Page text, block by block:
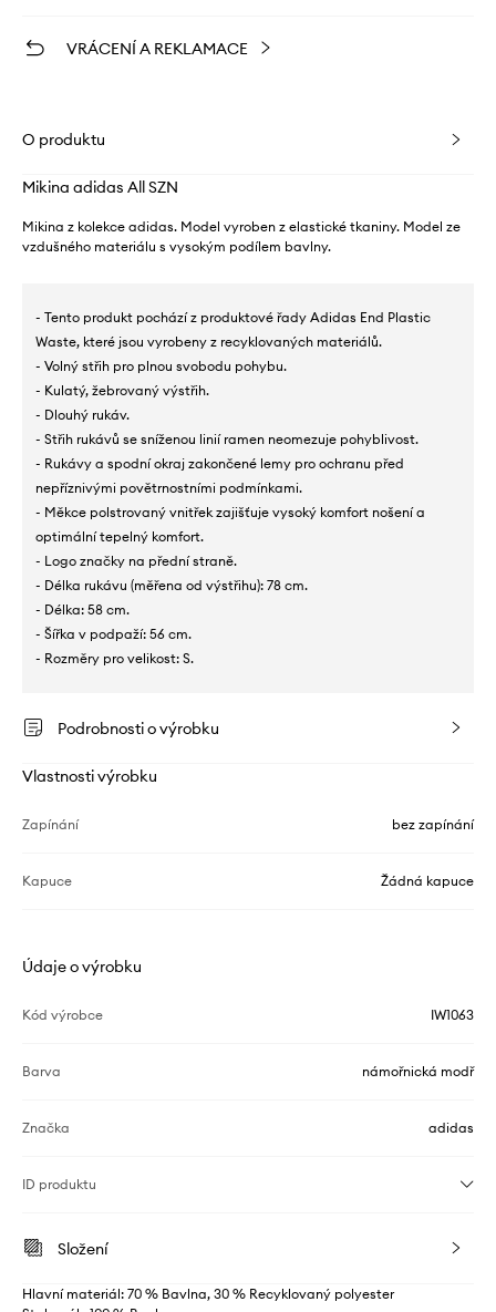
VRÁCENÍ A REKLAMACE
O produktu
Mikina adidas All SZN
Mikina z kolekce adidas. Model vyroben z elastické tkaniny. Model ze
vzdušného materiálu s vysokým podílem bavlny.
- Tento produkt pochází z produktové řady Adidas End Plastic
Waste, které jsou vyrobeny z recyklovaných materiálů.
- Volný střih pro plnou svobodu pohybu.
- Kulatý, žebrovaný výstřih.
- Dlouhý rukáv.
- Střih rukávů se sníženou linií ramen neomezuje pohyblivost.
- Rukávy a spodní okraj zakončené lemy pro ochranu před
nepříznivými povětrnostními podmínkami.
- Měkce polstrovaný vnitřek zajišťuje vysoký komfort nošení a
optimální tepelný komfort.
- Logo značky na přední straně.
- Délka rukávu (měřena od výstřihu): 78 cm.
- Délka: 58 cm.
- Šířka v podpaží: 56 cm.
- Rozměry pro velikost: S.
Podrobnosti o výrobku
Vlastnosti výrobku
Zapínání bez zapínání
Kapuce Žádná kapuce
Údaje o výrobku
Kód výrobce IW1063
Barva námořnická modř
Značka adidas
ID produktu
Složení
Hlavní materiál: 70 % Bavlna, 30 % Recyklovaný polyester